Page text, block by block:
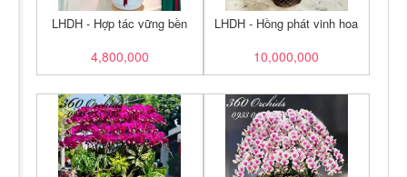
LHDH - Hợp tác vững bền
4,800,000
LHDH - Hồng phát vinh hoa
10,000,000